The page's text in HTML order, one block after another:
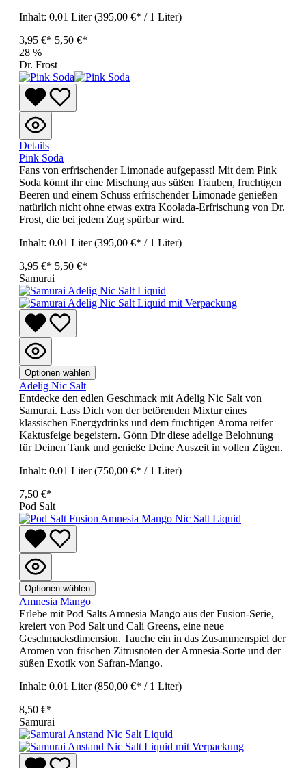
Inhalt: 0.01 Liter(395,00 €* / 1 Liter)
3,95 €* 5,50 €*
28 %
Dr. Frost
Details
Pink Soda
Fans von erfrischender Limonade aufgepasst! Mit dem Pink
Soda könnt ihr eine Mischung aus süßen Trauben, fruchtigen
Beeren und einem Schuss erfrischender Limonade genießen –
natürlich nicht ohne etwas extra Koolada-Erfrischung von Dr.
Frost, die bei jedem Zug spürbar wird.
Inhalt: 0.01 Liter(395,00 €* / 1 Liter)
3,95 €* 5,50 €*
Samurai
Optionen wählen
Adelig Nic Salt
Entdecke den edlen Geschmack mit Adelig Nic Salt von
Samurai. Lass Dich von der betörenden Mixtur eines
klassischen Energydrinks und dem fruchtigen Aroma reifer
Kaktusfeige begeistern. Gönn Dir diese adelige Belohnung
für Deinen Tank und genieße Deine Auszeit in vollen Zügen.
Inhalt: 0.01 Liter(750,00 €* / 1 Liter)
7,50 €*
Pod Salt
Optionen wählen
Amnesia Mango
Erlebe mit Pod Salts Amnesia Mango aus der Fusion-Serie,
kreiert von Pod Salt und Cali Greens, eine neue
Geschmacksdimension. Tauche ein in das Zusammenspiel der
Aromen von frischen Zitrusnoten der Amnesia-Sorte und der
süßen Exotik von Safran-Mango.
Inhalt: 0.01 Liter(850,00 €* / 1 Liter)
8,50 €*
Samurai